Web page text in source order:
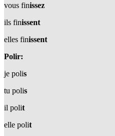
vous finissez
ils finissent
elles finissent
Polir:
je polis
tu polis
il polit
elle polit